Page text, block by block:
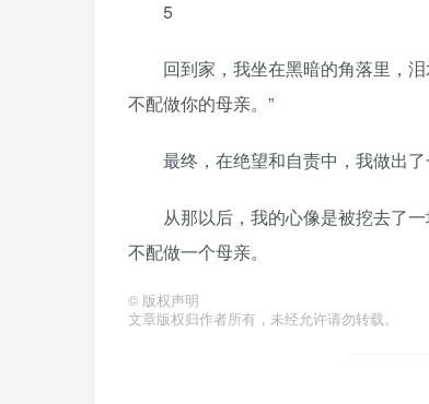
5
回到家，我坐在黑暗的角落里，泪
不配做你的母亲。”
最终，在绝望和自责中，我做出了
从那以后，我的心像是被挖去了一
不配做一个母亲。
© 版权声明
文章版权归作者所有，未经允许请勿转载。